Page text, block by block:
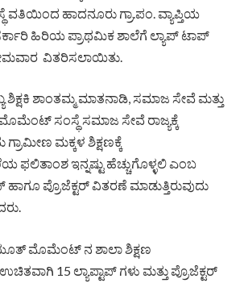
ವತಿಯಿಂದ ಹಾದನೂರು ಗ್ರಾ.ಪಂ. ವ್ಯಾಪ್ತಿಯ
ಹಿರಿಯ ಪ್ರಾಥಮಿಕ ಶಾಲೆಗೆ ಲ್ಯಾಪ್‌ ಟಾಪ್
ವಿತರಿಸಲಾಯಿತು.
ಶಾಂತಮ್ಮ ಮಾತನಾಡಿ, ಸಮಾಜ ಸೇವೆ ಮತ್ತು
ಸಂಸ್ಥೆ ಸಮಾಜ ಸೇವೆ ರಾಜ್ಯಕ್ಕೆ
ಮಕ್ಕಳ ಶಿಕ್ಷಣಕ್ಕೆ
ಫಲಿತಾಂಶ ಇನ್ನಷ್ಟು ಹೆಚ್ಚುಗೊಳ್ಳಲಿ ಎಂಬ
ಹಾಗೂ ಪ್ರೊಜೆಕ್ಟರ್ ವಿತರಣೆ ಮಾಡುತ್ತಿರುವುದು
ಮೊಮೆಂಟ್ ನ ಶಾಲಾ ಶಿಕ್ಷಣ
15 ಲ್ಯಾಪ್ಟಾಪ್ ಗಳು ಮತ್ತು ಪ್ರೊಜೆಕ್ಟರ್